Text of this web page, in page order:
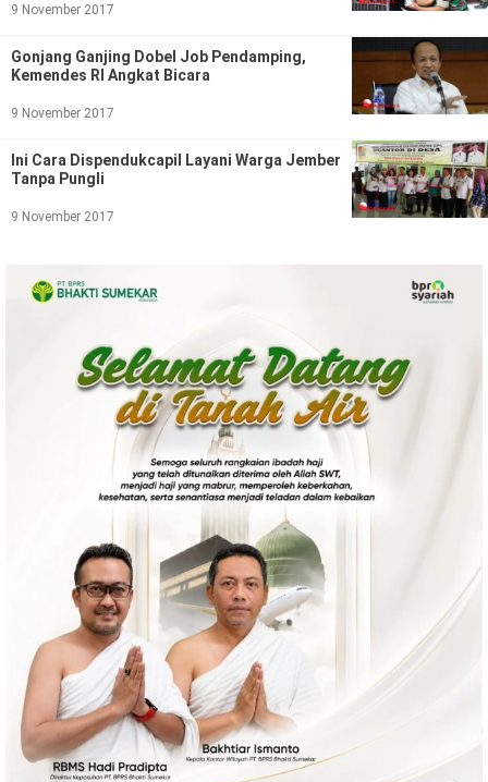
Teknologi
Indeks Birokrasi
Copyright
Indonesia
All
Right
Reserve
9 November 2017
Gonjang Ganjing Dobel Job Pendamping,
Kemendes RI Angkat Bicara
9 November 2017
Ini Cara Dispendukcapil Layani Warga Jember
Tanpa Pungli
9 November 2017